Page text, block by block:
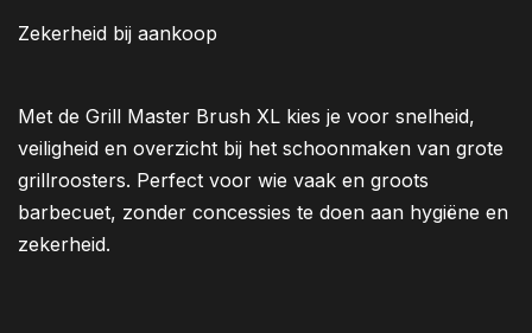
Zekerheid bij aankoop
Met de Grill Master Brush XL kies je voor snelheid,
veiligheid en overzicht bij het schoonmaken van grote
grillroosters. Perfect voor wie vaak en groots
barbecuet, zonder concessies te doen aan hygiëne en
zekerheid.